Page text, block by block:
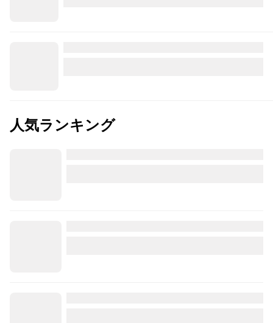
人気ランキング